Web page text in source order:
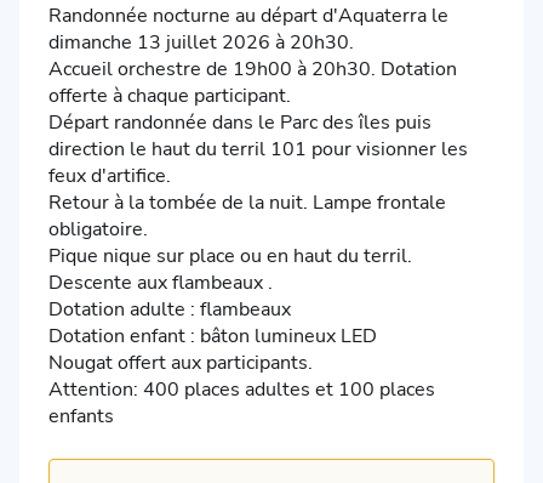
Randonnée nocturne au départ d'Aquaterra le
dimanche 13 juillet 2026 à 20h30.
Accueil orchestre de 19h00 à 20h30. Dotation
offerte à chaque participant.
Départ randonnée dans le Parc des îles puis
direction le haut du terril 101 pour visionner les
feux d'artifice.
Retour à la tombée de la nuit. Lampe frontale
obligatoire.
Pique nique sur place ou en haut du terril.
Descente aux flambeaux .
Dotation adulte : flambeaux
Dotation enfant : bâton lumineux LED
Nougat offert aux participants.
Attention: 400 places adultes et 100 places
enfants